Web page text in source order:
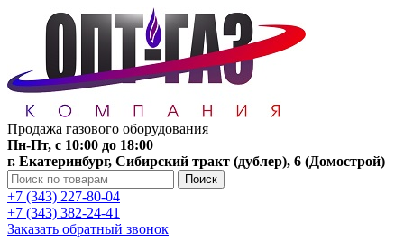
Продажа газового оборудования
Пн-Пт, с 10:00 до 18:00
г. Екатеринбург, Сибирский тракт (дублер), 6 (Домострой)
Поиск
+7 (343) 227-80-04
+7 (343) 382-24-41
Заказать обратный звонок